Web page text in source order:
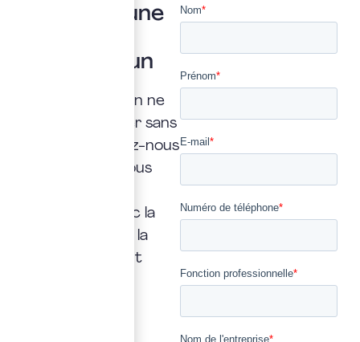
Vous avez une
Posez là à un
Une interrogation ne
doit jamais rester sans
réponse. Confiez-nous
la vôtre : nous vous
rapidement, avec la
transparence et la
précision qui font